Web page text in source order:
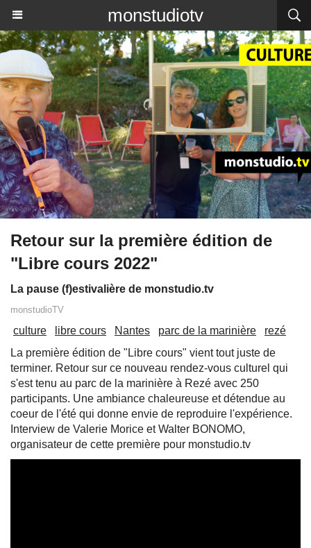
monstudiotv
Retour sur la première édition de
"Libre cours 2022"
La pause (f)estivalière de monstudio.tv
monstudioTV
culture libre cours Nantes parc de la marinière
rezé
La première édition de "Libre cours" vient tout juste de
terminer. Retour sur ce nouveau rendez-vous culturel qui
s'est tenu au parc de la marinière à Rezé avec 250
participants. Une ambiance chaleureuse et détendue au
coeur de l'été qui donne envie de reproduire l'expérience.
Interview de Valerie Morice et Walter BONOMO,
organisateur de cette première pour monstudio.tv